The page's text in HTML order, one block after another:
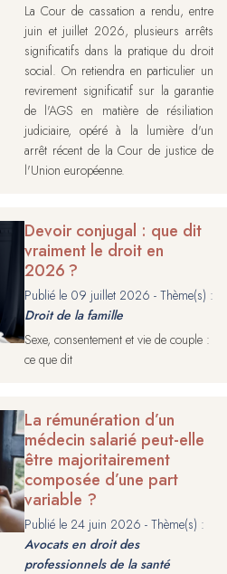
La Cour de cassation a rendu, entre
juin et juillet 2026, plusieurs arrêts
significatifs dans la pratique du droit
social. On retiendra en particulier un
revirement significatif sur la garantie
de l'AGS en matière de résiliation
judiciaire, opéré à la lumière d'un
arrêt récent de la Cour de justice de
l'Union européenne.
Devoir conjugal : que dit
vraiment le droit en
2026 ?
Publié le 09 juillet 2026 - Thème(s) :
Droit de la famille
Sexe, consentement et vie de couple :
ce que dit
La rémunération d’un
médecin salarié peut-elle
être majoritairement
composée d’une part
variable ?
Publié le 24 juin 2026 - Thème(s) :
Avocats en droit des
professionnels de la santé